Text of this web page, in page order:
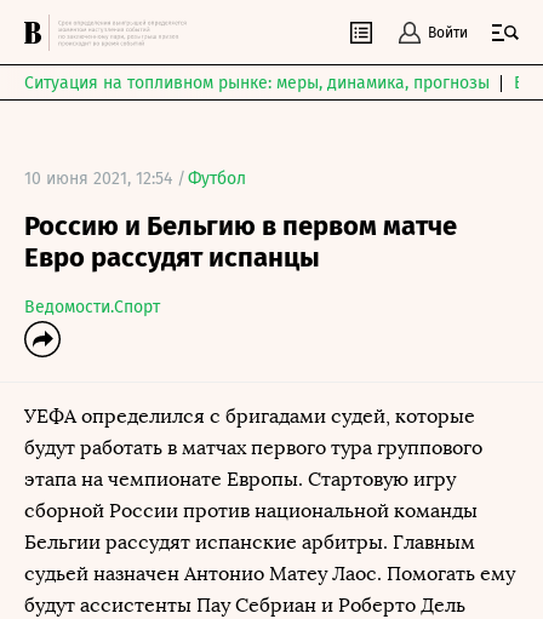
Войти
Ситуация на топливном рынке: меры, динамика, прогнозы
10 июня 2021, 12:54 /Футбол
Россию и Бельгию в первом матче
Евро рассудят испанцы
Ведомости.Спорт
УЕФА определился с бригадами судей, которые
будут работать в матчах первого тура группового
этапа на чемпионате Европы. Стартовую игру
сборной России против национальной команды
Бельгии рассудят испанские арбитры. Главным
судьей назначен Антонио Матеу Лаос. Помогать ему
будут ассистенты Пау Себриан и Роберто Дель